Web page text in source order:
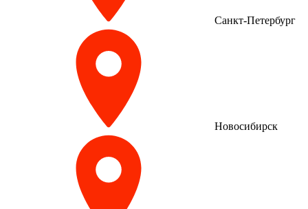
Санкт-Петербург
Новосибирск